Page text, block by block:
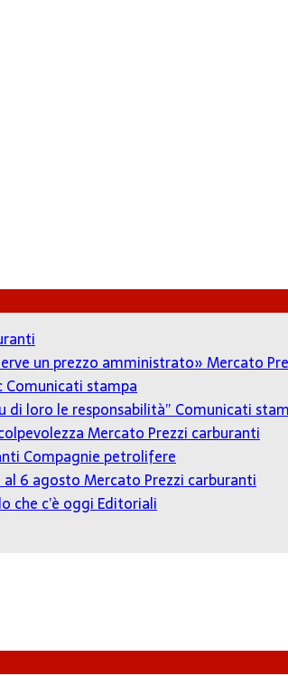
un prezzo amministrato»Mercato
Comunicati stampa
di loro le responsabilità” Comunicati
Mercato Prezzi carburanti
Compagnie petrolifere
al 6 agostoMercato Prezzi carburanti
che c’è oggi Editoriali